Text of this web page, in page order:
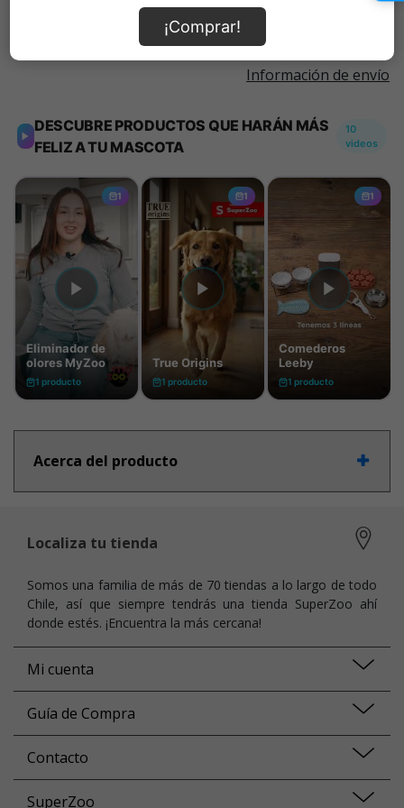
Información de envío
Acerca del producto
¡Comprar!
Localiza tu tienda
Somos una familia de más de 70 tiendas a lo largo de todo
Chile, así que siempre tendrás una tienda SuperZoo ahí
donde estés. ¡Encuentra la más cercana!
Mi cuenta
Guía de Compra
Contacto
SuperZoo